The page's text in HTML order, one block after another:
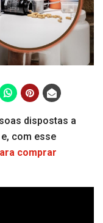
dispostas a
com esse
comprar